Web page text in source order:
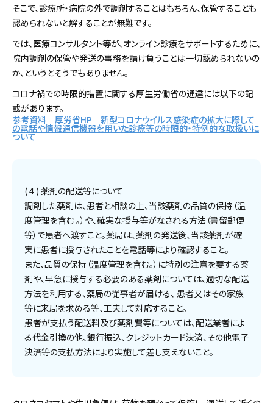
そこで、診療所・病院の外で調剤することはもちろん、保管することも
認められないと解することが無難です。
では、医療コンサルタント等が、オンライン診療をサポートするために、
院内調剤の保管や発送の事務を請け負うことは一切認められないの
か、というとそうでもありません。
コロナ禍での時限的措置に関する厚生労働省の通達には以下の記
載があります。
参考資料｜厚労省HP 新型コロナウイルス感染症の拡大に際して
の電話や情報通信機器を用いた診療等の時限的・特例的な取扱いに
ついて
( 4 ) 薬剤の配送等について
調剤した薬剤は、患者と相談の上、当該薬剤の品質の保持（温
度管理を含む 。）や、確実な授与等がなされる方法（書留郵便
等）で患者へ渡すこと。薬局は、薬剤の発送後、当該薬剤が確
実に患者に授与されたことを電話等により確認すること。
また、品質の保持（温度管理を含む。）に特別の注意を要する薬
剤や、早急に授与する必要のある薬剤については、適切な配送
方法を利用する、薬局の従事者が届ける、 患者又はその家族
等に来局を求める等、工夫して対応すること。
患者が支払う配送料及び薬剤費等については、配送業者によ
る代金引換の他、銀行振込、クレジットカード決済、その他電子
決済等の支払方法により実施して差し支えないこと。